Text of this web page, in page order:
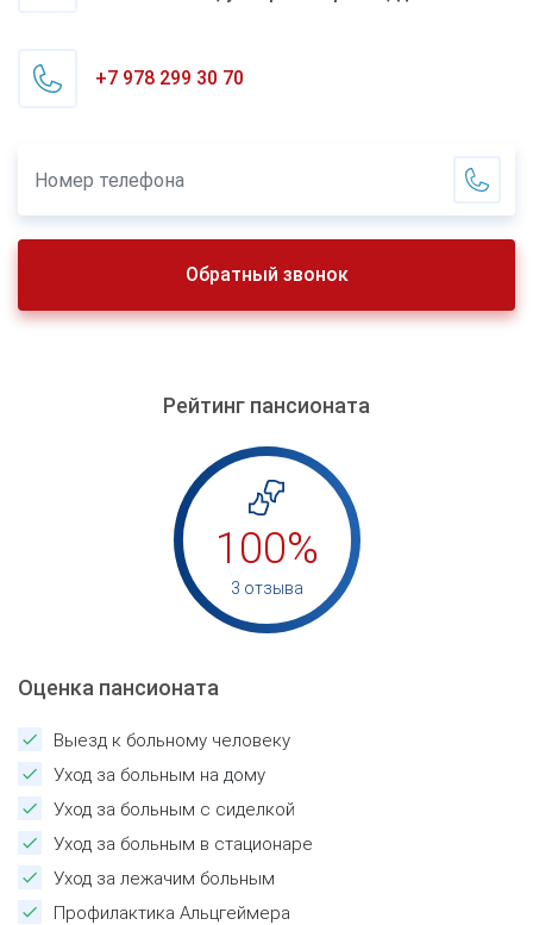
+7 978 299 30 70
Обратный звонок
Рейтинг пансионата
100%
3 отзыва
Оценка пансионата
Выезд к больному человеку
Уход за больным на дому
Уход за больным с сиделкой
Уход за больным в стационаре
Уход за лежачим больным
Профилактика Альцгеймера